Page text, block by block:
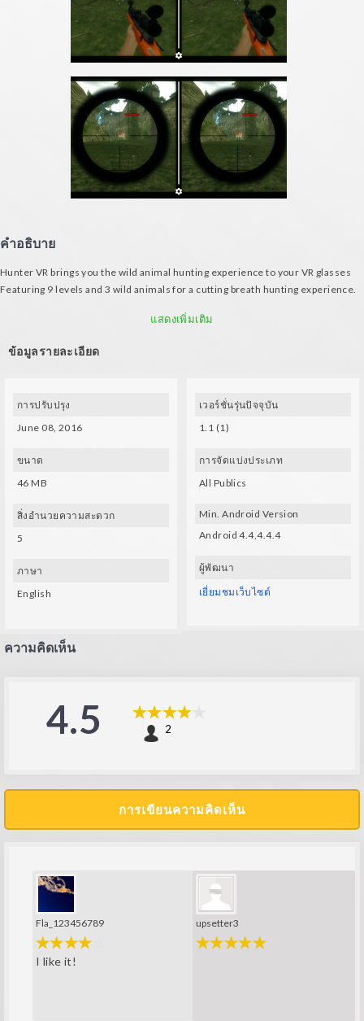
คำอธิบาย
Hunter VR brings you the wild animal hunting experience to your VR glasses
Featuring 9 levels and 3 wild animals for a cutting breath hunting experience.
- Long tap the screen/trigger to toggle zoom in/out
- Fire 1: shoot
แสดงเพิ่มเติม
ข้อมูลรายละเอียด
การปรับปรุง
June 08, 2016
ขนาด
46 MB
สิ่งอำนวยความสะดวก
5
ภาษา
English
เวอร์ชั่นรุ่นปัจจุบัน
1.1 (1)
การจัดแบ่งประเภท
All Publics
Min. Android Version
Android 4.4,4.4.4
ผู้พัฒนา
เยี่ยมชมเว็บไซต์
ความคิดเห็น
4.5 2
การเขียนความคิดเห็น
Fla_123456789
I like it!
upsetter3